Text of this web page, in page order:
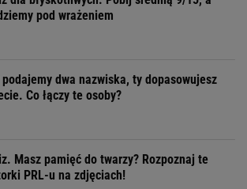
pod wrażeniem
podajemy dwa nazwiska, ty dopasowujesz
Co łączy te osoby?
Masz pamięć do twarzy? Rozpoznaj te
PRL-u na zdjęciach!